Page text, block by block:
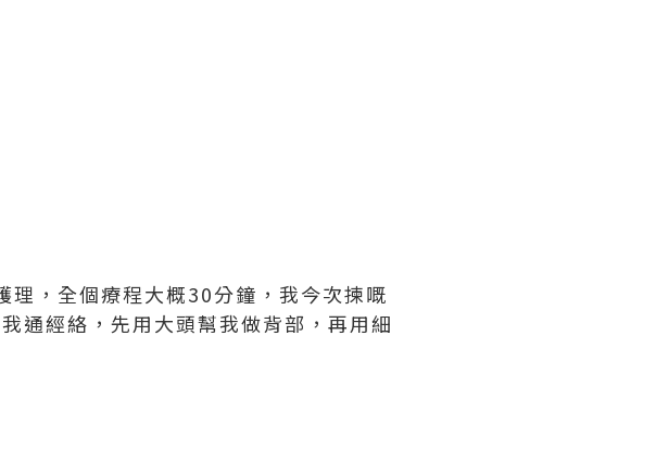
理，全個療程大概30分鐘，我今次揀嘅
通經絡，先用大頭幫我做背部，再用細